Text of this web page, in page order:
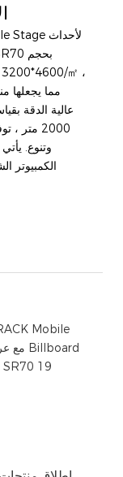
مما يجعلها
2000
الكمبيوتر